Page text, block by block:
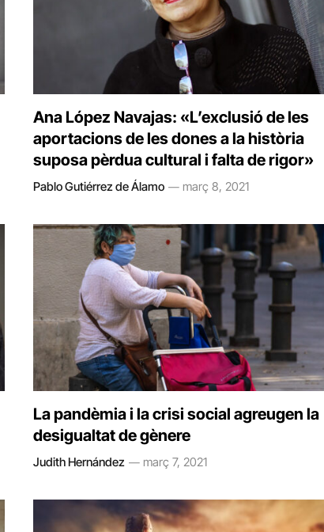
Ana López Navajas: «L’exclusió de les
aportacions de les dones a la història
suposa pèrdua cultural i falta de rigor»
Pablo Gutiérrez de Álamo març 8, 2021
La pandèmia i la crisi social agreugen la
desigualtat de gènere
Judith Hernández març 7, 2021